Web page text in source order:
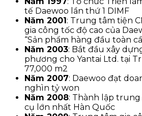
tế Daewoo lần thứ 1 DIMF
Năm 2001: Trung tâm tiện
gia công tốc độ cao của
“Sản phẩm hàng đầu toàn
Năm 2003: Bắt đầu xây
phương cho Yantai Ltd. tại
77,000 m2
Năm 2007: Daewoo đạt
nghìn tỷ won
Năm 2008: Thành lập trung
cụ lớn nhất Hàn Quốc